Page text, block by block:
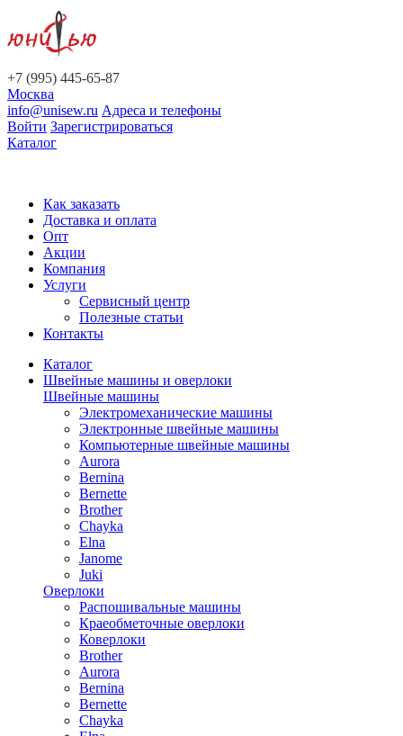
+7 (995) 445-65-87
Москва
info@unisew.ru Адреса и телефоны
Войти Зарегистрироваться
Каталог
Как заказать
Доставка и оплата
Опт
Акции
Компания
Услуги
Сервисный центр
Полезные статьи
Контакты
Каталог
Швейные машины и оверлоки
Швейные машины
Электромеханические машины
Электронные швейные машины
Компьютерные швейные машины
Aurora
Bernina
Bernette
Brother
Chayka
Elna
Janome
Juki
Оверлоки
Распошивальные машины
Краеобметочные оверлоки
Коверлоки
Brother
Aurora
Bernina
Bernette
Chayka